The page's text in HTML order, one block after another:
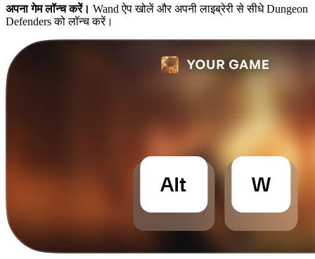
अपना गेम लॉन्च करें। Wand ऐप खोलें और अपनी लाइब्रेरी से सीधे Dungeon
Defenders को लॉन्च करें।